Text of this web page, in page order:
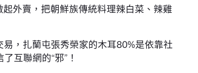
外賣，把朝鮮族傳統料理辣白菜、辣雞
，扎蘭屯張秀榮家的木耳80%是依靠社
了互聯網的“邪”！